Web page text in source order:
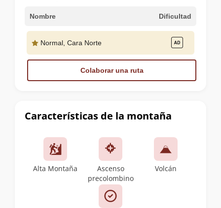
Características de la montaña
Alta Montaña
Ascenso
precolombino
Volcán
Nombre Dificultad
Normal, Cara Norte
Colaborar una ruta